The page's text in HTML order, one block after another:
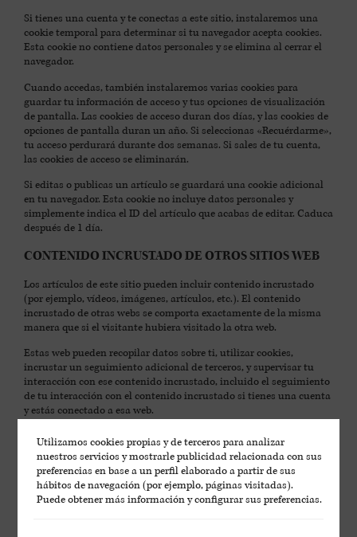
Si tienes una cuenta y te conectas a este sitio, instalaremos una
cookie temporal para determinar si tu navegador acepta cookies.
Esta cookie no contiene datos personales y se elimina al cerrar el
navegador.
Cuando accedas, también instalaremos varias cookies para
guardar tu información de acceso y tus opciones de visualización
de pantalla. Las cookies de acceso duran dos días, y las cookies de
opciones de pantalla duran un año. Si seleccionas «Recuérdarme»,
tu acceso perdurará durante dos semanas. Si sales de tu cuenta,
las cookies de acceso se eliminarán.
Si editas o publicas un artículo se guardará una cookie adicional
en tu navegador. Esta cookie no incluye datos personales y
simplemente indica el ID del artículo que acabas de editar. Caduca
después de 1 día.
CONTENIDO INCRUSTADO DE OTROS SITIOS WEB
Los artículos de este sitio pueden incluir contenido incrustado
(por ejemplo, vídeos, imágenes, artículos, etc.). El contenido
incrustado de otras webs se comporta exactamente de la misma
manera que si el visitante hubiera visitado la otra web.
Estas web pueden recopilar datos sobre ti, utilizar cookies,
incrustar un seguimiento adicional de terceros, y supervisar tu
interacción con ese contenido incrustado, incluido el seguimiento
de tu interacción con el contenido incrustado si tienes una cuenta
y estás conectado a esa web.
ANALÍTICA
Con quién compartimos tus datos
Cuánto tiempo conservamos tus datos
Utilizamos cookies propias y de terceros para analizar
nuestros servicios y mostrarle publicidad relacionada con sus
preferencias en base a un perfil elaborado a partir de sus
hábitos de navegación (por ejemplo, páginas visitadas).
Puede obtener más información y configurar sus preferencias.